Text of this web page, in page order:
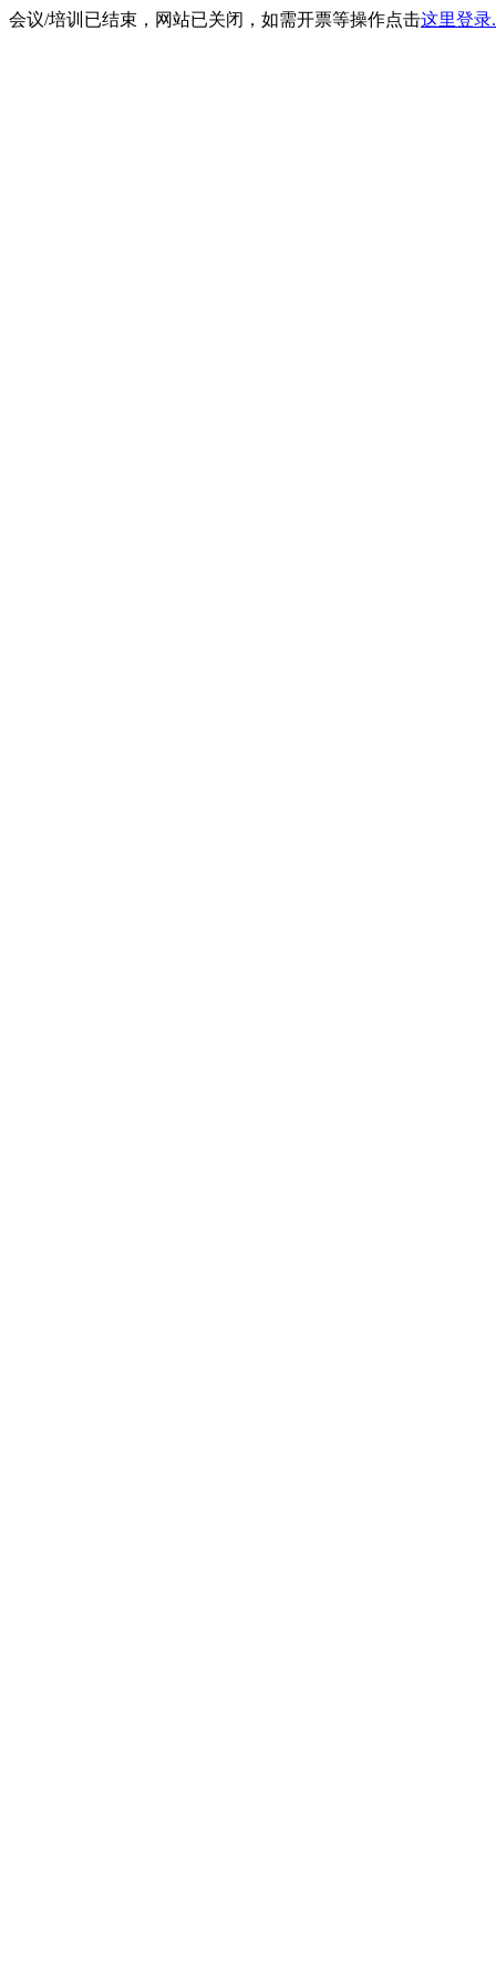
会议/培训已结束，网站已关闭，如需开票等操作点击这里登录.